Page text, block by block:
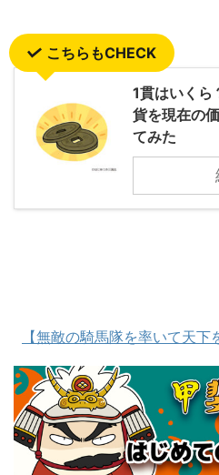
こちらもCHECK
1貫はいくら
貨を現在の
てみた
【無敵の騎馬隊を率いて天下